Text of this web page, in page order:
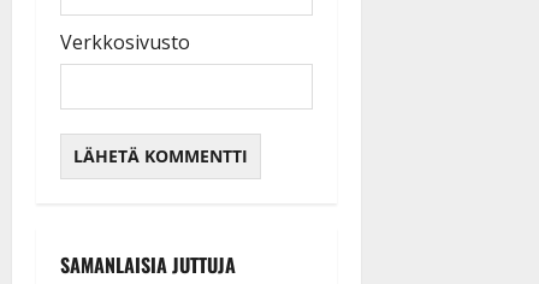
Verkkosivusto
SAMANLAISIA JUTTUJA